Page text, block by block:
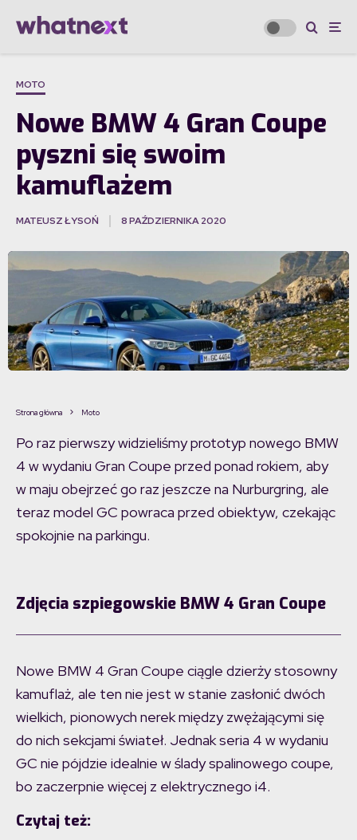
MOTO
Nowe BMW 4 Gran Coupe
pyszni się swoim
kamuflażem
MATEUSZ ŁYSOŃ 8 PAŹDZIERNIKA 2020
Strona główna Moto
Po raz pierwszy widzieliśmy prototyp nowego BMW
4 w wydaniu Gran Coupe przed ponad rokiem, aby
w maju obejrzeć go raz jeszcze na Nurburgring, ale
teraz model GC powraca przed obiektyw, czekając
spokojnie na parkingu.
Zdjęcia szpiegowskie BMW 4 Gran Coupe
Nowe BMW 4 Gran Coupe ciągle dzierży stosowny
kamuflaż, ale ten nie jest w stanie zasłonić dwóch
wielkich, pionowych nerek między zwężającymi się
do nich sekcjami świateł. Jednak seria 4 w wydaniu
GC nie pójdzie idealnie w ślady spalinowego coupe,
bo zaczerpnie więcej z elektrycznego i4.
Czytaj też: